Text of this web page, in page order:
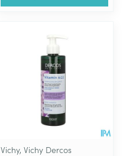
Vichy, Vichy Dercos